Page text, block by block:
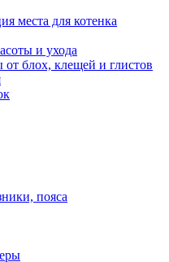
места для котенка
и ухода
от блох, клещей и глистов
пояса